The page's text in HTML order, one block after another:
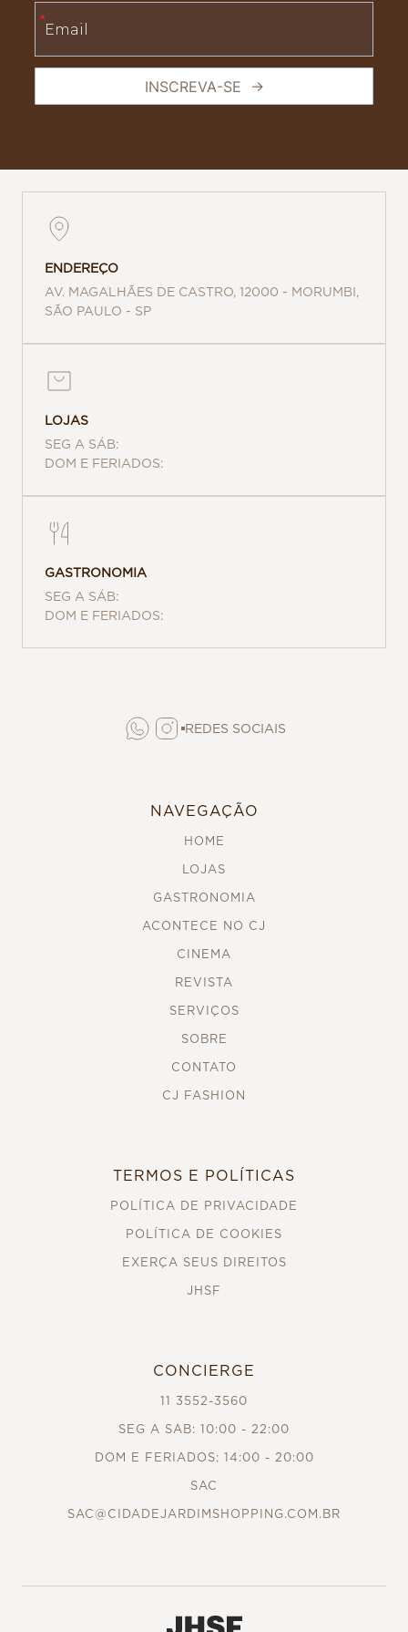
ENDEREÇO
AV. MAGALHÃES DE CASTRO, 12000 - MORUMBI,
SÃO PAULO - SP
LOJAS
SEG A SÁB:
DOM E FERIADOS:
GASTRONOMIA
SEG A SÁB:
DOM E FERIADOS:
REDES SOCIAIS
NAVEGAÇÃO
HOME
LOJAS
GASTRONOMIA
ACONTECE NO CJ
CINEMA
REVISTA
SERVIÇOS
SOBRE
CONTATO
CJ FASHION
TERMOS E POLÍTICAS
POLÍTICA DE PRIVACIDADE
POLÍTICA DE COOKIES
EXERÇA SEUS DIREITOS
JHSF
CONCIERGE
11 3552-3560
SEG A SAB: 10:00 - 22:00
DOM E FERIADOS: 14:00 - 20:00
SAC
SAC@CIDADEJARDIMSHOPPING.COM.BR